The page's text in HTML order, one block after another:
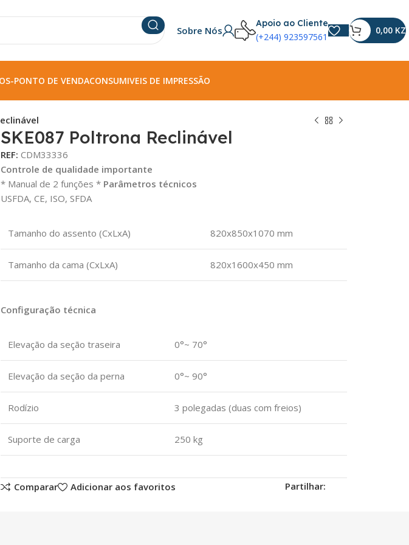
Sobre Nós
Apoio ao Cliente
(+244) 923597561
0,00 KZ
PONTO DE VENDACONSUMIVEIS DE IMPRESSÃO
SKE087 Poltrona Reclinável
REF: CDM33336
Controle de qualidade importante
* Manual de 2 funções * Parâmetros técnicos
USFDA, CE, ISO, SFDA
Tamanho do assento (CxLxA) 820x850x1070 mm
Tamanho da cama (CxLxA) 820x1600x450 mm
Configuração técnica
Elevação da seção traseira 0°~ 70°
Elevação da seção da perna 0°~ 90°
Rodízio 3 polegadas (duas com freios)
Suporte de carga 250 kg
Comparar Adicionar aos favoritos Partilhar: